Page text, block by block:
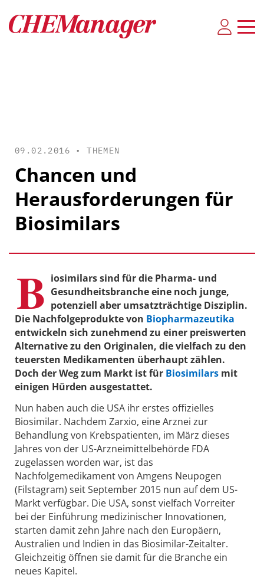
09.02.2016 •THEMEN
Chancen und
Herausforderungen für
Biosimilars
B iosimilars sind für die Pharma- und
Gesundheitsbranche eine noch junge,
potenziell aber umsatzträchtige Disziplin.
Die Nachfolgeprodukte von Biopharmazeutika
entwickeln sich zunehmend zu einer preiswerten
Alternative zu den Originalen, die vielfach zu den
teuersten Medikamenten überhaupt zählen.
Doch der Weg zum Markt ist für Biosimilars mit
einigen Hürden ausgestattet.
Nun haben auch die USA ihr erstes offizielles
Biosimilar. Nachdem Zarxio, eine Arznei zur
Behandlung von Krebspatienten, im März dieses
Jahres von der US-Arzneimittelbehörde FDA
zugelassen worden war, ist das
Nachfolgemedikament von Amgens Neupogen
(Filstagram) seit September 2015 nun auf dem US-
Markt verfügbar. Die USA, sonst vielfach Vorreiter
bei der Einführung medizinischer Innovationen,
starten damit zehn Jahre nach den Europäern,
Australien und Indien in das Biosimilar-Zeitalter.
Gleichzeitig öffnen sie damit für die Branche ein
neues Kapitel.